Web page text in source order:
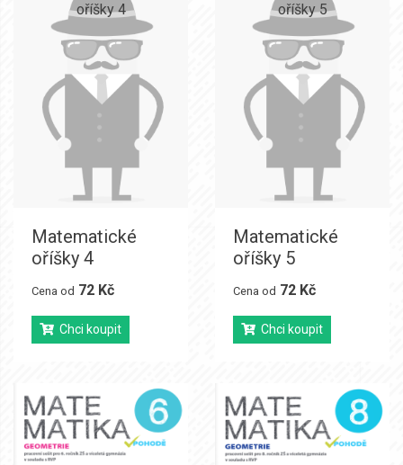
Matematické
oříšky 4
Cena od 72 Kč
Chci koupit
Matematické
oříšky 5
Cena od 72 Kč
Chci koupit